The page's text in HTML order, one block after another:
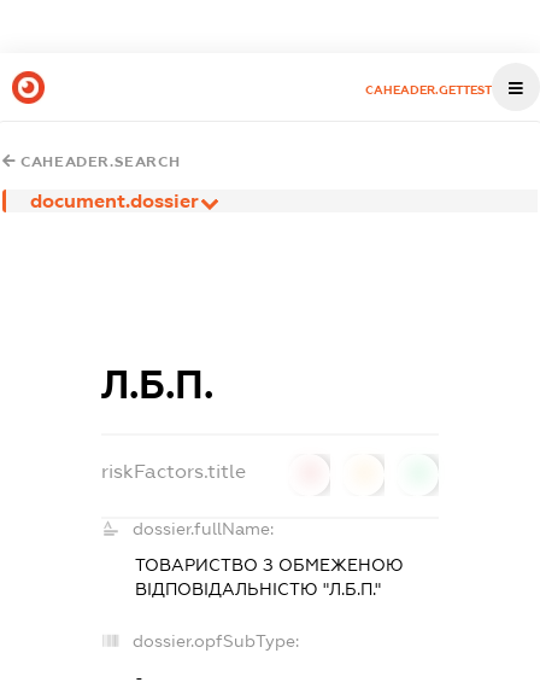
CAHEADER.GETTEST
CAHEADER.SEARCH
document.dossier
Л.Б.П.
riskFactors.title
dossier.fullName:
ТОВАРИСТВО З ОБМЕЖЕНОЮ
ВІДПОВІДАЛЬНІСТЮ "Л.Б.П."
dossier.opfSubType:
-